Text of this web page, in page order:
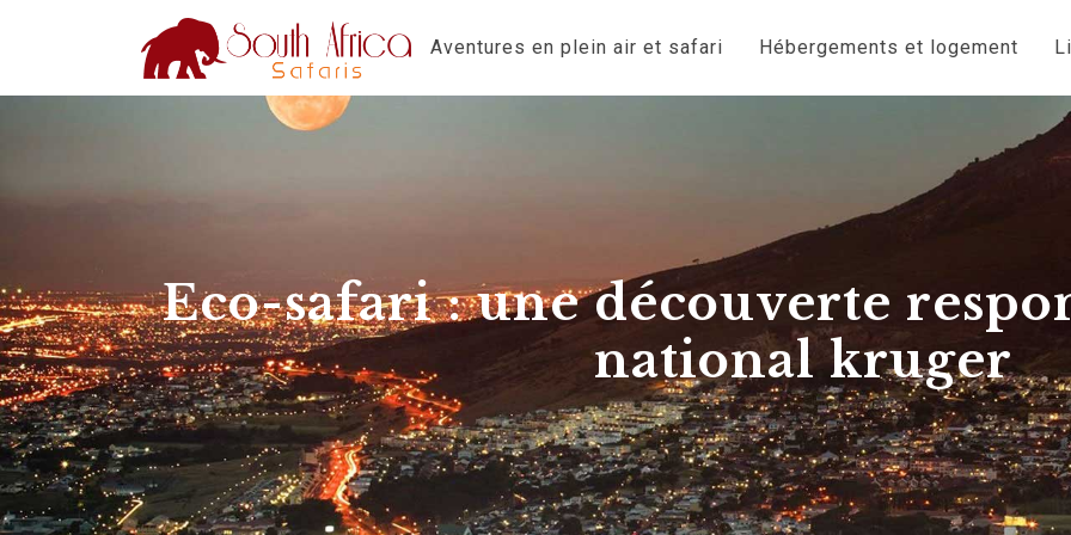
Aventures en plein air et safari Hébergements et logement
Eco-safari : une découverte
national kruger